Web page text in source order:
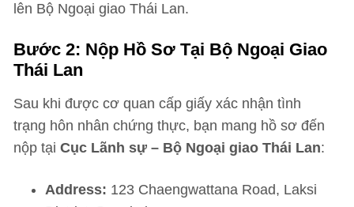
lên Bộ Ngoại giao Thái Lan.
Bước 2: Nộp Hồ Sơ Tại Bộ Ngoại Giao
Thái Lan
Sau khi được cơ quan cấp giấy xác nhận tình
trạng hôn nhân chứng thực, bạn mang hồ sơ đến
nộp tại Cục Lãnh sự – Bộ Ngoại giao Thái Lan:
Address: 123 Chaengwattana Road, Laksi